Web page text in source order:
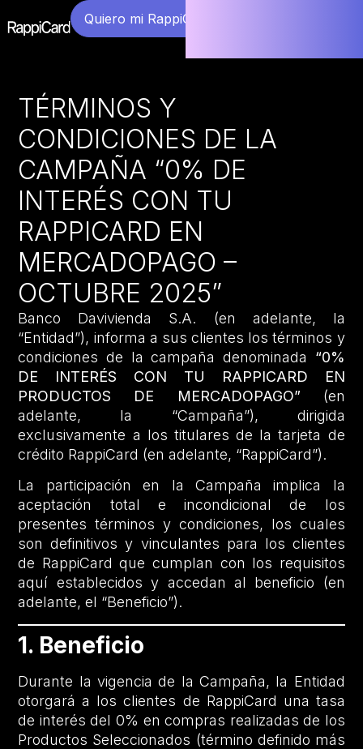
Quiero mi RappiCard
TÉRMINOS Y
CONDICIONES DE LA
CAMPAÑA “0% DE
INTERÉS CON TU
RAPPICARD EN
MERCADOPAGO –
OCTUBRE 2025”
Banco Davivienda S.A. (en adelante, la
“Entidad”), informa a sus clientes los términos y
condiciones de la campaña denominada “0%
DE INTERÉS CON TU RAPPICARD EN
PRODUCTOS DE MERCADOPAGO” (en
adelante, la “Campaña”), dirigida
exclusivamente a los titulares de la tarjeta de
crédito RappiCard (en adelante, “RappiCard”).
La participación en la Campaña implica la
aceptación total e incondicional de los
presentes términos y condiciones, los cuales
son definitivos y vinculantes para los clientes
de RappiCard que cumplan con los requisitos
aquí establecidos y accedan al beneficio (en
adelante, el “Beneficio”).
1. Beneficio
Durante la vigencia de la Campaña, la Entidad
otorgará a los clientes de RappiCard una tasa
de interés del 0% en compras realizadas de los
Productos Seleccionados (término definido más